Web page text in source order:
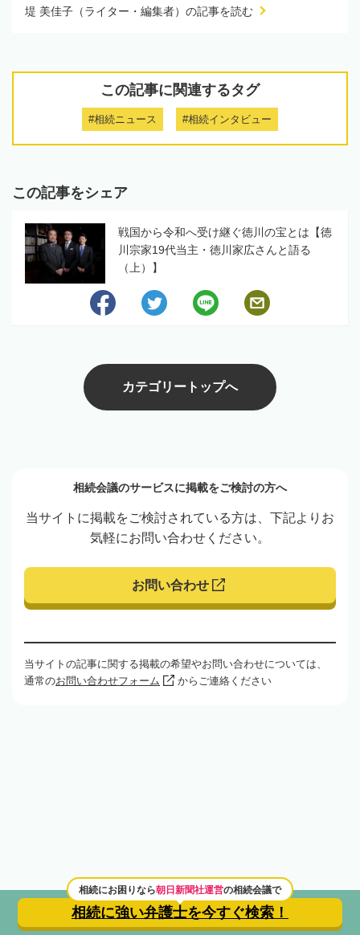
堤 美佳子（ライター・編集者）の記事を読む
この記事に関連するタグ
#相続ニュース #相続インタビュー
この記事をシェア
戦国から令和へ受け継ぐ徳川の宝とは【徳
川宗家19代当主・徳川家広さんと語る
（上）】
カテゴリートップへ
相続会議のサービスに掲載をご検討の方へ
当サイトに掲載をご検討されている方は、下記よりお
気軽にお問い合わせください。
お問い合わせ
当サイトの記事に関する掲載の希望やお問い合わせについては、
通常のお問い合わせフォーム からご連絡ください
相続にお困りなら朝日新聞社運営の相続会議で
相続に強い弁護士を今すぐ検索！